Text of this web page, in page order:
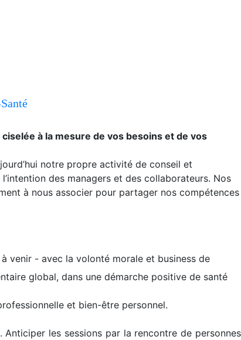
à la mesure de vos besoins et de vos
notre propre activité de conseil et
des managers et des collaborateurs. Nos
à nous associer pour partager nos compétences
venir - avec la volonté morale et business de
global, dans une démarche positive de santé
et bien-être personnel.
les sessions par la rencontre de personnes